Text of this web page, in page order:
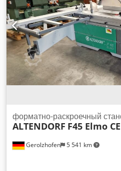
высоты реза: цифровой дисплей
упора: цифровой дисплей
шкала Поперечная линейка с
Диаметр пильного диска: 450
вариатор Мощность двигателя:
аспирации: 80 и 120 мм Длина
станка: 2000 мм Масса: 1200 кг
Gerolzhofen 5 541 km
форматно-раскроечный
ALTENDORF F45 Elmo CE